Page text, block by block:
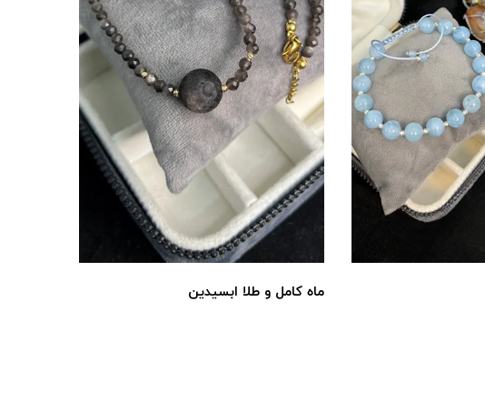
ماه کامل و طلا ابسیدین